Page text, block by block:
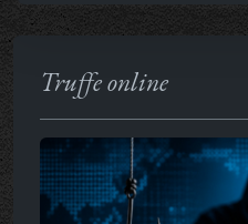
Truffe online